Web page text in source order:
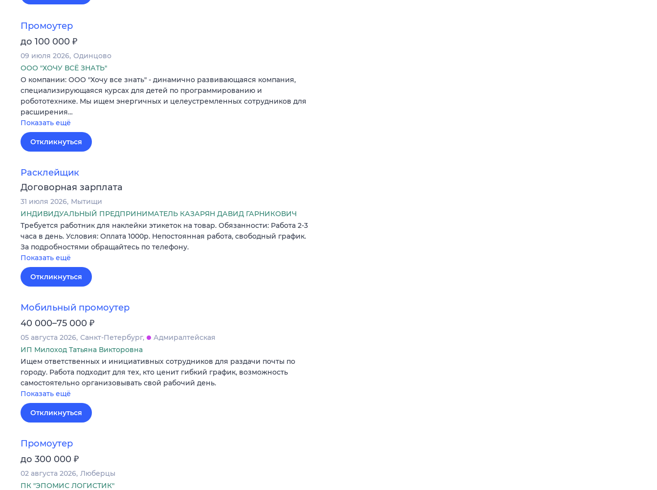
Промоутер
до 100 000 ₽
09 июля 2026 Одинцово
ООО "ХОЧУ ВСЁ ЗНАТЬ"
О компании: ООО "Хочу все знать" - динамично развивающаяся компания,
специализирующаяся курсах для детей по программированию и
робототехнике. Мы ищем энергичных и целеустремленных сотрудников для
расширения…
Показать ещё
Откликнуться
Расклейщик
Договорная зарплата
31 июля 2026 Мытищи
ИНДИВИДУАЛЬНЫЙ ПРЕДПРИНИМАТЕЛЬ КАЗАРЯН ДАВИД ГАРНИКОВИЧ
Требуется работник для наклейки этикеток на товар. Обязанности: Работа 2-3
часа в день. Условия: Оплата 1000р. Непостоянная работа, свободный график.
За подробностями обращайтесь по телефону.
Показать ещё
Откликнуться
Мобильный промоутер
40 000–75 000 ₽
05 августа 2026 Санкт-Петербург
Адмиралтейская
ИП Милоход Татьяна Викторовна
Ищем ответственных и инициативных сотрудников для раздачи почты по
городу. Работа подходит для тех, кто ценит гибкий график, возможность
самостоятельно организовывать свой рабочий день.
Показать ещё
Откликнуться
Промоутер
до 300 000 ₽
02 августа 2026 Люберцы
ПК "ЭПОМИС ЛОГИСТИК"